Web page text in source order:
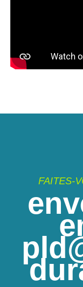
FAITES-